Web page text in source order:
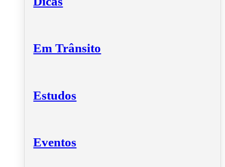
Em Trânsito
Estudos
Eventos